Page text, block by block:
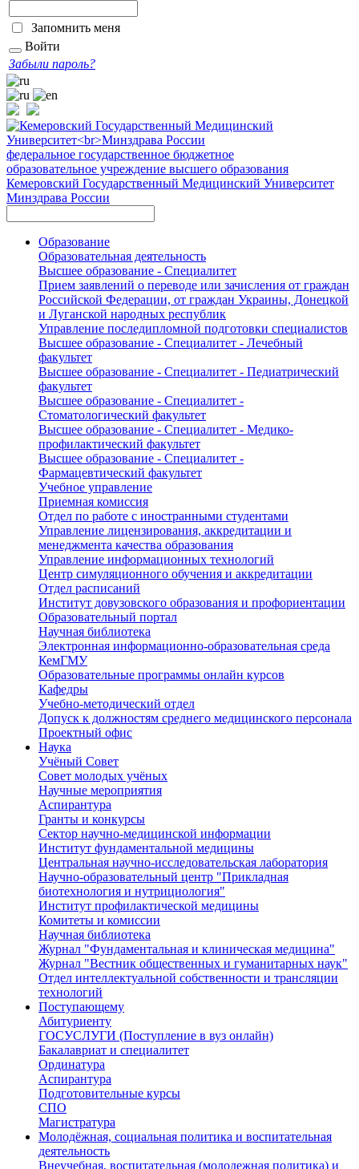
Запомнить меня
Войти
Забыли пароль?
федеральное государственное бюджетное
образовательное учреждение высшего образования
Кемеровский Государственный Медицинский Университет
Минздрава России
Образование
Образовательная деятельность
Высшее образование - Специалитет
Прием заявлений о переводе или зачисления от граждан
Российской Федерации, от граждан Украины, Донецкой
и Луганской народных республик
Управление последипломной подготовки специалистов
Высшее образование - Специалитет - Лечебный
факультет
Высшее образование - Специалитет - Педиатрический
факультет
Высшее образование - Специалитет -
Стоматологический факультет
Высшее образование - Специалитет - Медико-
профилактический факультет
Высшее образование - Специалитет -
Фармацевтический факультет
Учебное управление
Приемная комиссия
Отдел по работе с иностранными студентами
Управление лицензирования, аккредитации и
менеджмента качества образования
Управление информационных технологий
Центр симуляционного обучения и аккредитации
Отдел расписаний
Институт довузовского образования и профориентации
Образовательный портал
Научная библиотека
Электронная информационно-образовательная среда
КемГМУ
Образовательные программы онлайн курсов
Кафедры
Учебно-методический отдел
Допуск к должностям среднего медицинского персонала
Проектный офис
Наука
Учёный Cовет
Совет молодых учёных
Научные мероприятия
Аспирантура
Гранты и конкурсы
Сектор научно-медицинской информации
Институт фундаментальной медицины
Центральная научно-исследовательская лаборатория
Научно-образовательный центр "Прикладная
биотехнология и нутрициология"
Институт профилактической медицины
Комитеты и комиссии
Научная библиотека
Журнал "Фундаментальная и клиническая медицина"
Журнал "Вестник общественных и гуманитарных наук"
Отдел интеллектуальной собственности и трансляции
технологий
Поступающему
Абитуриенту
ГОСУСЛУГИ (Поступление в вуз онлайн)
Бакалавриат и специалитет
Ординатура
Аспирантура
Подготовительные курсы
СПО
Магистратура
Молодёжная, социальная политика и воспитательная
деятельность
Внеучебная, воспитательная (молодежная политика) и